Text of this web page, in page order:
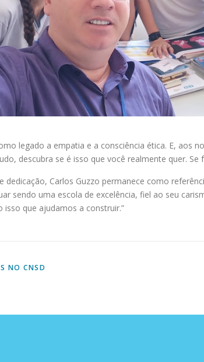
legado a empatia e a consciência ética. E, aos
descubra se é isso que você realmente quer. Se
dedicação, Carlos Guzzo permanece como
sendo uma escola de excelência, fiel ao seu
que ajudamos a construir.”
NO CNSD